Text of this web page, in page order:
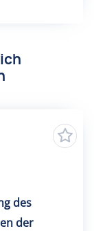
des
der